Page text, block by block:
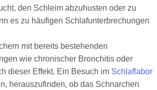
den Schleim abzuhusten oder zu
es zu häufigen Schlafunterbrechungen
mit bereits bestehenden
wie chronischer Bronchitis oder
dieser Effekt. Ein Besuch im Schlaflabor
herauszufinden, ob das Schnarchen